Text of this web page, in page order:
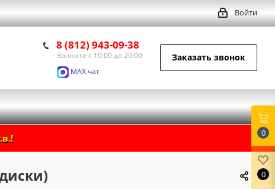
Войти
8 (812) 943-09-38
Звоните с 10:00 до 20:00
MAX чат
Заказать звонок
0
0